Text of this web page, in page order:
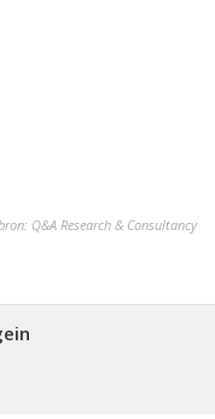
Q&A Research & Consultancy